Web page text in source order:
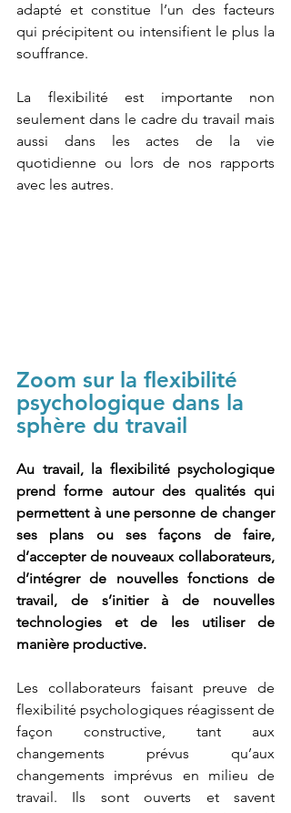
adapté et constitue l’un des facteurs
qui précipitent ou intensifient le plus la
souffrance.
La flexibilité est importante non
seulement dans le cadre du travail mais
aussi dans les actes de la vie
quotidienne ou lors de nos rapports
avec les autres.
Zoom sur la flexibilité
psychologique dans la
sphère du travail
Au travail, la flexibilité psychologique
prend forme autour des qualités qui
permettent à une personne de changer
ses plans ou ses façons de faire,
d’accepter de nouveaux collaborateurs,
d’intégrer de nouvelles fonctions de
travail, de s’initier à de nouvelles
technologies et de les utiliser de
manière productive.
Les collaborateurs faisant preuve de
flexibilité psychologiques réagissent de
façon constructive, tant aux
changements prévus qu’aux
changements imprévus en milieu de
travail. Ils sont ouverts et savent